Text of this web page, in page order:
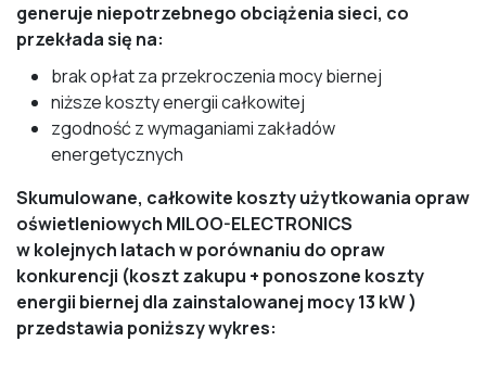
generuje niepotrzebnego obciążenia sieci, co
przekłada się na:
brak opłat za przekroczenia mocy biernej
niższe koszty energii całkowitej
zgodność z wymaganiami zakładów
energetycznych
Skumulowane, całkowite koszty użytkowania opraw
oświetleniowych MILOO-ELECTRONICS
w kolejnych latach w porównaniu do opraw
konkurencji (koszt zakupu + ponoszone koszty
energii biernej dla zainstalowanej mocy 13 kW )
przedstawia poniższy wykres: